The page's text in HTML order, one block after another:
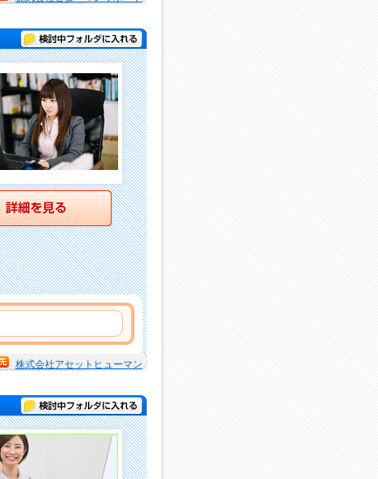
検討中フォルダに入れる
株式会社アセットヒューマン
検討中フォルダに入れる